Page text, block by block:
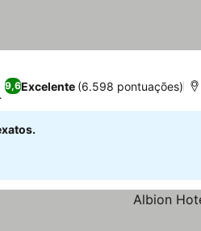
9,6Excelente (6.598 pontuações)